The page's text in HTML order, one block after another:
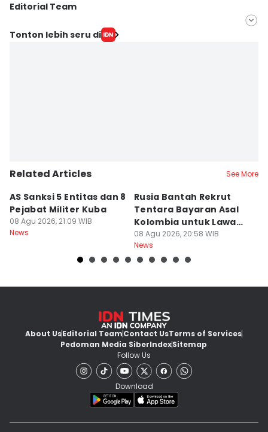
Editorial Team
Editor
Tonton lebih seru di
Related Articles See More
AS Sanksi 5 Entitas dan 8
Pejabat Militer Kuba
08 Agu 2026, 21:09 WIB
News
Rusia Bantah Rekrut
Tentara Bayaran Asal
Kolombia untuk Lawan
Ukraina
08 Agu 2026, 20:58 WIB
News
About UsEditorial TeamContact UsTerms of Services
Pedoman Media SiberIndexSitemap
Follow Us
Download